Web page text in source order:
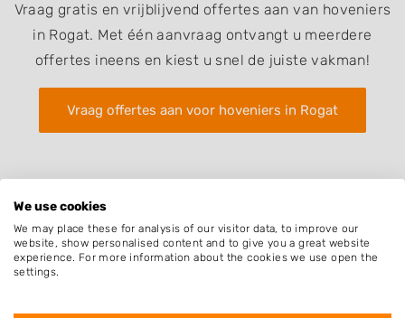
Vraag gratis en vrijblijvend offertes aan van hoveniers
in Rogat. Met één aanvraag ontvangt u meerdere
offertes ineens en kiest u snel de juiste vakman!
Vraag offertes aan voor hoveniers in Rogat
Plaatsen in de buurt
We use cookies
We may place these for analysis of our visitor data, to improve our
website, show personalised content and to give you a great website
experience. For more information about the cookies we use open the
settings.